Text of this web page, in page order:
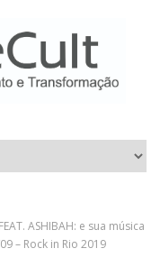
ASHIBAH: e sua música
– Rock in Rio 2019